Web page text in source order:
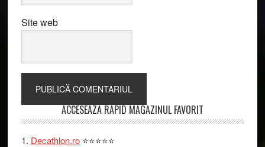
Site web
Primary
Sidebar
ACCESEAZA RAPID MAGAZINUL FAVORIT
Decathlon.ro⭐⭐⭐⭐⭐